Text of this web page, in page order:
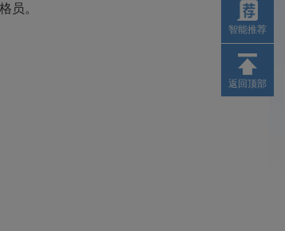
员。
智能推荐
返回顶部